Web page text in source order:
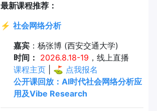
最新课程推荐：
⚡ 社会网络分析
嘉宾：杨张博 (西安交通大学)
时间： 2026.8.18-19 ，线上直播
课程主页| ⛳ 点我报名
公开课回放：AI时代社会网络分析应
用及Vibe Research